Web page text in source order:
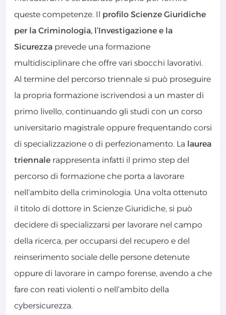
queste competenze. Il profilo Scienze Giuridiche
per la Criminologia, l’Investigazione e la
Sicurezza prevede una formazione
multidisciplinare che offre vari sbocchi lavorativi.
Al termine del percorso triennale si può proseguire
la propria formazione iscrivendosi a un master di
primo livello, continuando gli studi con un corso
universitario magistrale oppure frequentando corsi
di specializzazione o di perfezionamento. La laurea
triennale rappresenta infatti il primo step del
percorso di formazione che porta a lavorare
nell’ambito della criminologia. Una volta ottenuto
il titolo di dottore in Scienze Giuridiche, si può
decidere di specializzarsi per lavorare nel campo
della ricerca, per occuparsi del recupero e del
reinserimento sociale delle persone detenute
oppure di lavorare in campo forense, avendo a che
fare con reati violenti o nell’ambito della
cybersicurezza.